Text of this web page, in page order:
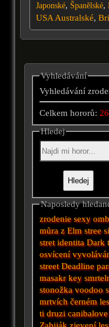
Japonské, Španělské,
USA Australské,
Vyhledávání
Vyhledávání
Celkem hororů:
Hledej
Naposledy
zrodenie sexy
můra z Elm stree
stret identita Dark
osvícení
street Deadline
masakr key
stonožka voodoo
mrtvích černém
ti druzi canibalove
Zabiják zjevení